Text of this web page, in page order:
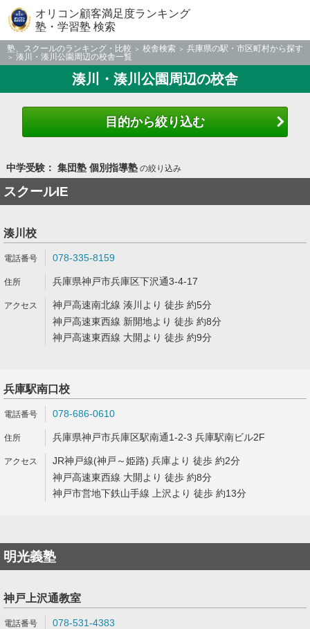
オリコン顧客満足度ランキング
塾・学習塾 検索
塾、スクールのランキング・比較 校舎検索
兵庫県の駅・市区町村から探す
湊川・湊川公園周辺の校舎一覧
湊川・湊川公園周辺の校舎
目的から絞り込む
中学受験： 集団塾 個別指導塾の絞り込み
スクールIE
湊川校
078-335-8159
兵庫県神戸市兵庫区下沢通3-4-17
神戸高速南北線 湊川より 徒歩 約5分
神戸高速東西線 新開地より 徒歩 約8分
神戸高速東西線 大開より 徒歩 約9分
兵庫駅南口校
078-686-0610
兵庫県神戸市兵庫区駅南通1-2-3 兵庫駅南ビル2F
JR神戸線(神戸～姫路) 兵庫より 徒歩 約2分
神戸高速東西線 大開より 徒歩 約8分
神戸市営地下鉄山手線 上沢より 徒歩 約13分
明光義塾
神戸上沢通教室
078-531-4383